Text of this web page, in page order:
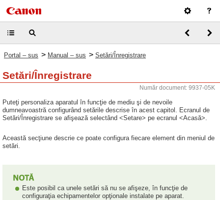
Portal – sus > Manual – sus > Setări/Înregistrare
Setări/Înregistrare
Număr document: 9937-05K
Puteţi personaliza aparatul în funcţie de mediu şi de nevoile
dumneavoastră configurând setările descrise în acest capitol. Ecranul de
Setări/Înregistrare se afişează selectând <Setare> pe ecranul <Acasă>.
Această secţiune descrie ce poate configura fiecare element din meniul de
setări.
Este posibil ca unele setări să nu se afişeze, în funcţie de
configuraţia echipamentelor opţionale instalate pe aparat.